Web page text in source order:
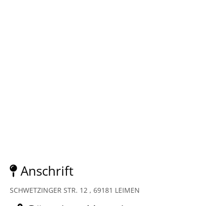
Anschrift
SCHWETZINGER STR. 12 , 69181 LEIMEN